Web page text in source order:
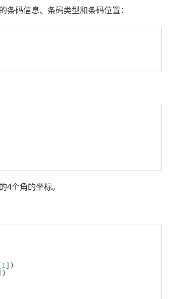
码信息、条码类型和条码位置：
4个角的坐标。
1] )
)